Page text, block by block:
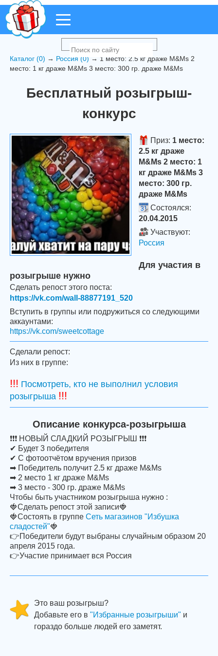
Каталог (0) → Россия (0) → 1 место: 2.5 кг драже M&Ms 2
место: 1 кг драже M&Ms 3 место: 300 гр. драже M&Ms
Бесплатный розыгрыш-
конкурс
Приз: 1 место:
2.5 кг драже
M&Ms 2 место: 1
кг драже M&Ms 3
место: 300 гр.
драже M&Ms
Состоялся:
20.04.2015
Участвуют:
Россия
Для участия в
розыгрыше нужно
Сделать репост этого поста:
https://vk.com/wall-88877191_520
Вступить в группы или подружиться со следующими
аккаунтами:
https://vk.com/sweetcottage
Сделали репост:
Из них в группе:
!!! Посмотреть, кто не выполнил условия
розыгрыша !!!
Описание конкурса-розыгрыша
❗❗❗ НОВЫЙ СЛАДКИЙ РОЗЫГРЫШ ❗❗❗
✔ Будет 3 победителя
✔ С фотоотчётом вручения призов
➡ Победитель получит 2.5 кг драже M&Ms
➡ 2 место 1 кг драже M&Ms
➡ 3 место - 300 гр. драже M&Ms
Чтобы быть участником розыгрыша нужно :
🍓Сделать репост этой записи🍓
🍓Состоять в группе Сеть магазинов "Избушка
сладостей"🍓
👉Победители будут выбраны случайным образом 20
апреля 2015 года.
👉Участие принимает вся Россия
Это ваш розыгрыш?
Добавьте его в "Избранные розыгрыши" и
гораздо больше людей его заметят.